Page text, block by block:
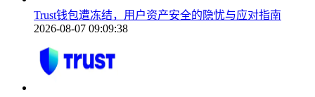
Trust钱包遭冻结，用户资产安全的隐忧与应对指南
2026-08-07 09:09:38